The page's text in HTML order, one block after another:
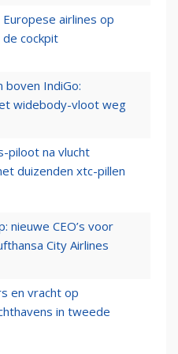
airlines op
cockpit
boven IndiGo:
widebody-vloot weg
piloot na vlucht
duizenden xtc-pillen
nieuwe CEO’s voor
City Airlines
en vracht op
in tweede